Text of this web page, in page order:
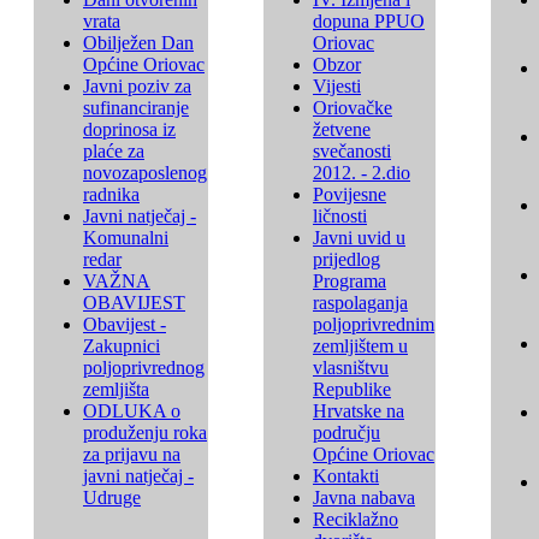
vrata
Obilježen Dan
Općine Oriovac
Javni poziv za
sufinanciranje
doprinosa iz
plaće za
novozaposlenog
radnika
Javni natječaj -
Komunalni
redar
VAŽNA
OBAVIJEST
Obavijest -
Zakupnici
poljoprivrednog
zemljišta
ODLUKA o
produženju roka
za prijavu na
javni natječaj -
Udruge
dopuna PPUO
Oriovac
Obzor
Vijesti
Oriovačke
žetvene
svečanosti
2012. - 2.dio
Povijesne
ličnosti
Javni uvid u
prijedlog
Programa
raspolaganja
poljoprivrednim
zemljištem u
vlasništvu
Republike
Hrvatske na
području
Općine Oriovac
Kontakti
Javna nabava
Reciklažno